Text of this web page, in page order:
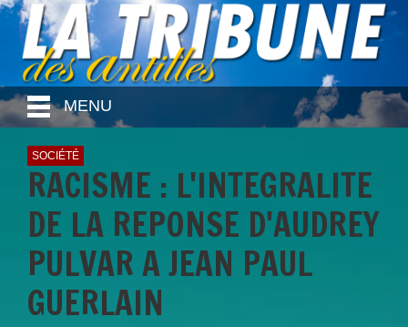
MENU
SOCIÉTÉ
RACISME : L'INTEGRALITE
DE LA REPONSE D'AUDREY
PULVAR A JEAN PAUL
GUERLAIN